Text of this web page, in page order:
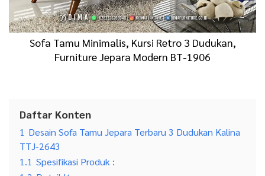
Sofa Tamu Minimalis, Kursi Retro 3 Dudukan,
Furniture Jepara Modern BT-1906
Daftar Konten
1 Desain Sofa Tamu Jepara Terbaru 3 Dudukan Kalina
TTJ-2643
1.1 Spesifikasi Produk :